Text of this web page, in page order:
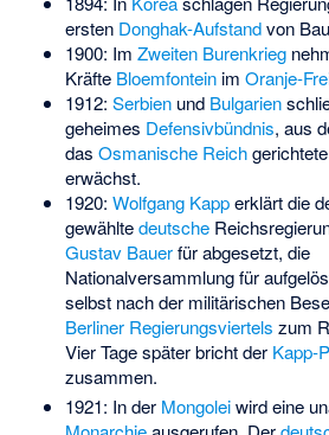
ersten Donghak-Aufstandvon
1900: Im Zweiten Burenkrieg
Kräfte Bloemfonteinim Oranje-
1912: Serbienund Bulgarien
geheimes Defensivbündnis, aus
das Osmanische Reichgerichtete
erwächst.
1920: Wolfgang Kapperklärt die
gewähltedeutsche
Gustav Bauerfür abgesetzt, die
Nationalversammlung für
selbst nach der militärischen
Berliner Regierungsviertels zum
Vier Tage später bricht der Kapp-
zusammen.
1921: In der Mongoleiwird eine